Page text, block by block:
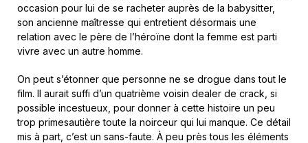
occasion pour lui de se racheter auprès de la babysitter,
son ancienne maîtresse qui entretient désormais une
relation avec le père de l’héroïne dont la femme est parti
vivre avec un autre homme.
On peut s’étonner que personne ne se drogue dans tout le
film. Il aurait suffi d’un quatrième voisin dealer de crack, si
possible incestueux, pour donner à cette histoire un peu
trop primesautière toute la noirceur qui lui manque. Ce détail
mis à part, c’est un sans-faute. À peu près tous les éléments